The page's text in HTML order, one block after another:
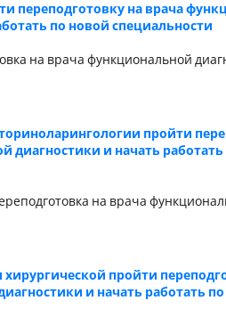
переподготовку на врача
по новой специальности
на врача функциональной
пройти
диагностики и начать
на врача
хирургической пройти
и начать работать